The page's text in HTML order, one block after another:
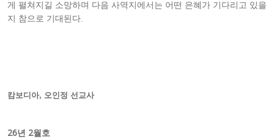
게 펼쳐지길 소망하며 다음 사역지에서는 어떤 은혜가 기다리고 있을
지 참으로 기대된다.
캄보디아, 오인정 선교사
26년 2월호